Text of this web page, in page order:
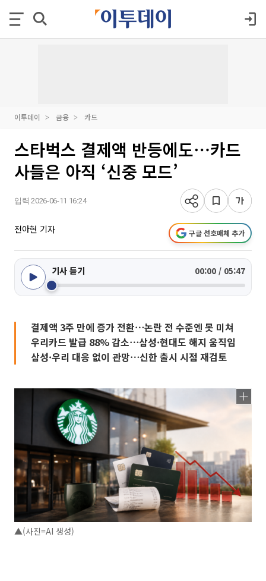
이투데이 금융 카드
스타벅스 결제액 반등에도⋯카드
사들은 아직 ‘신중 모드’
입력 2026-06-11 16:24
전아현 기자 구글 선호매체 추가
기사 듣기 00:00 / 05:47
결제액 3주 만에 증가 전환⋯논란 전 수준엔 못 미쳐
우리카드 발급 88% 감소⋯삼성·현대도 해지 움직임
삼성·우리 대응 없이 관망⋯신한 출시 시점 재검토
▲(사진=AI 생성)